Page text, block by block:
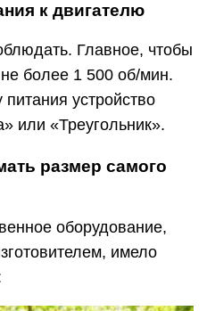
к двигателю
Главное, чтобы
более 1 500 об/мин.
устройство
или «Треугольник».
размер самого
оборудование,
имело